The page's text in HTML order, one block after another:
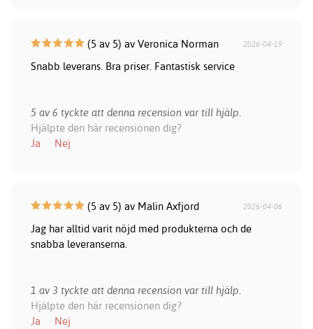
(5 av 5) av Veronica Norman 2026-04-19
Snabb leverans. Bra priser. Fantastisk service
5 av 6 tyckte att denna recension var till hjälp.
Hjälpte den här recensionen dig?
Ja
Nej
(5 av 5) av Malin Axfjord 2026-04-06
Jag har alltid varit nöjd med produkterna och de
snabba leveranserna.
1 av 3 tyckte att denna recension var till hjälp.
Hjälpte den här recensionen dig?
Ja
Nej